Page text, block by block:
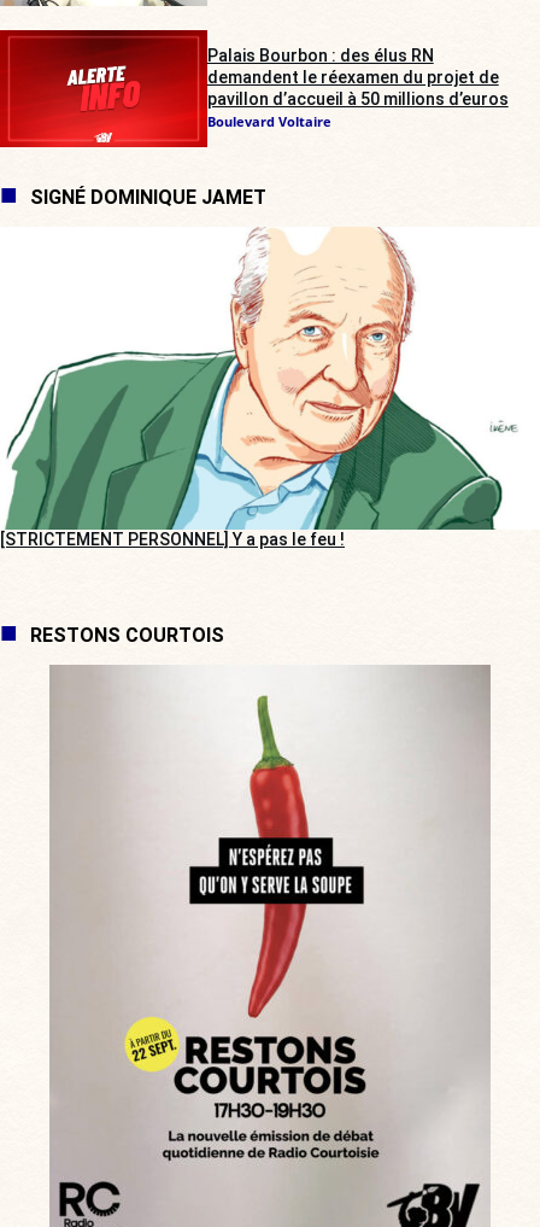
Palais Bourbon : des élus RN
demandent le réexamen du projet de
pavillon d’accueil à 50 millions d’euros
Boulevard Voltaire
SIGNÉ DOMINIQUE JAMET
[STRICTEMENT PERSONNEL] Y a pas le feu !
RESTONS COURTOIS